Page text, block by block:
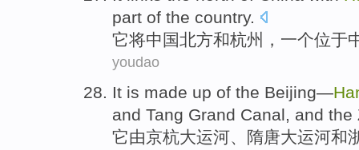
part of the country.
它将中国北方和杭州，一个位于
youdao
It is made up of the Beijing—
and Tang Grand Canal, and
它由京杭大运河、隋唐大运河和